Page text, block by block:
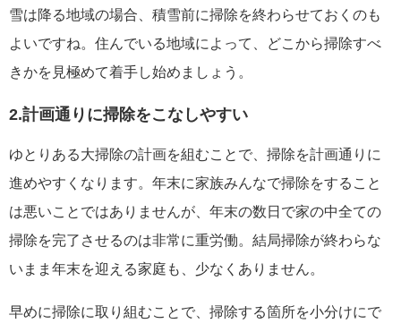
雪は降る地域の場合、積雪前に掃除を終わらせておくのも
よいですね。住んでいる地域によって、どこから掃除すべ
きかを見極めて着手し始めましょう。
2.計画通りに掃除をこなしやすい
ゆとりある大掃除の計画を組むことで、掃除を計画通りに
進めやすくなります。年末に家族みんなで掃除をすること
は悪いことではありませんが、年末の数日で家の中全ての
掃除を完了させるのは非常に重労働。結局掃除が終わらな
いまま年末を迎える家庭も、少なくありません。
早めに掃除に取り組むことで、掃除する箇所を小分けにで